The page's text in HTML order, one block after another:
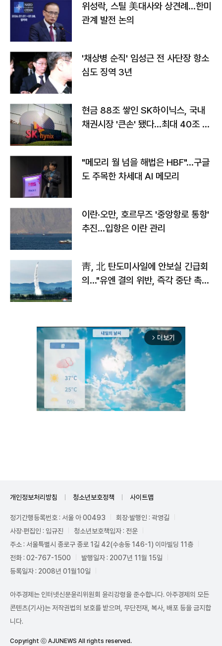
위성락, 스틸 美대사와 상견례…한미
관계 발전 논의
'채상병 순직' 임성근 전 사단장 항소
심도 징역 3년
현금 88조 쌓인 SK하이닉스, 국내
채권시장 '큰손' 됐다…최대 40조 투
"메모리 월 넘을 해법은 HBF"…구글
도 주목한 차세대 AI 메모리
이란·오만, 호르무즈 '중앙항로 통항'
추진…입항은 이란 관리
靑, 北 탄도미사일에 안보실 긴급회
의…"유엔 결의 위반, 즉각 중단 촉
arrow_forward_ios 더보기
개인정보처리방침 청소년보호정책 사이트맵
정기간행등록번호 : 서울 아 00493
회장·발행인 : 곽영길
사장·편집인 : 임규진
청소년보호책임자 : 전운
주소 : 서울특별시 종로구 종로 1길 42(수송동 146-1) 이마빌딩 11층
전화 : 02-767-1500
발행일자 : 2007년 11월 15일
등록일자 : 2008년 01월10일
아주경제는 인터넷신문윤리위원회 윤리강령을 준수합니다. 아주경제의 모든
콘텐츠(기사)는 저작권법의 보호를 받으며, 무단전재, 복사, 배포 등을 금지합
니다.
Copyright ⓒ AJUNEWS All rights reserved.